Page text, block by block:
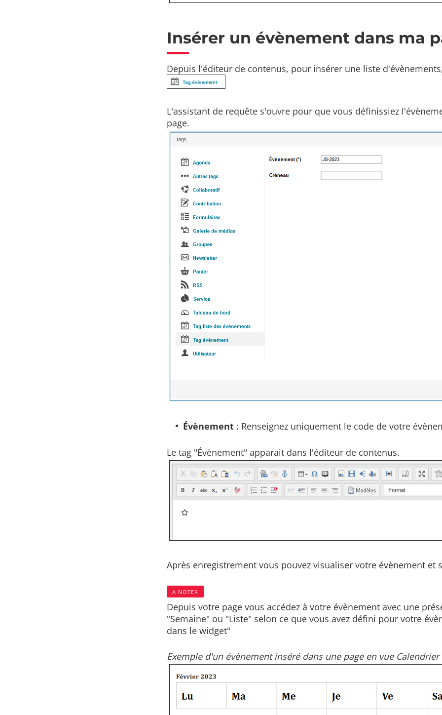
Insérer un évènement dans ma
Depuis l'éditeur de contenus, pour insérer une liste
L'assistant de requête s'ouvre pour que vous définissiez
page.
Évènement: Renseignez uniquement le code de votre
Le tag "Évènement" apparait dans l'éditeur de contenus.
Après enregistrement vous pouvez visualiser votre évènement et
A NOTER
Depuis votre page vous accédez à votre évènement avec une
"Semaine" ou "Liste" selon ce que vous avez défini pour votre
dans le widget"
Exemple d'un évènement inséré dans une page en vue Calendrier